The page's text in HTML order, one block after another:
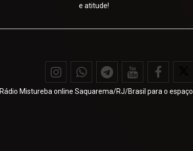
e atitude!
Rádio Mistureba online Saquarema/RJ/Brasil para o